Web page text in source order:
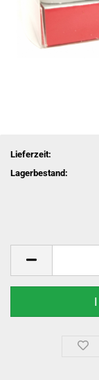
Lieferzeit:
Lagerbestand: